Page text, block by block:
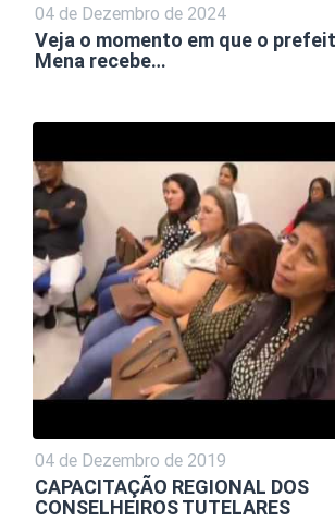
04 de Dezembro de 2024
Veja o momento em que o
Mena recebe…
04 de Dezembro de 2019
CAPACITAÇÃO REGIONAL DOS
CONSELHEIROS TUTELARES